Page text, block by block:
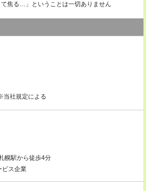
て焦る…」ということは一切ありません
社規定による
幌駅から徒歩4分
ビス企業